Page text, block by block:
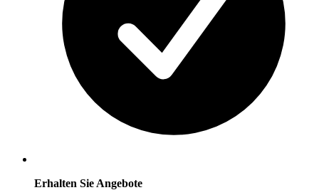
Erhalten Sie Angebote